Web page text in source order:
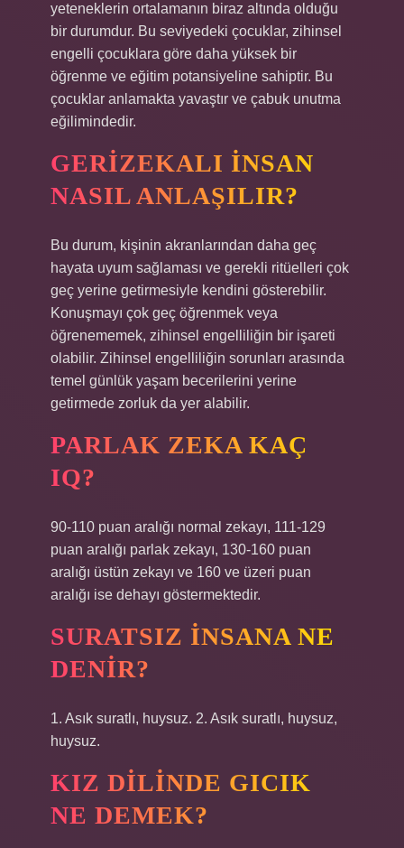
yeteneklerin ortalamanın biraz altında olduğu
bir durumdur. Bu seviyedeki çocuklar, zihinsel
engelli çocuklara göre daha yüksek bir
öğrenme ve eğitim potansiyeline sahiptir. Bu
çocuklar anlamakta yavaştır ve çabuk unutma
eğilimindedir.
GERIZEKALI INSAN
NASIL ANLAŞILIR?
Bu durum, kişinin akranlarından daha geç
hayata uyum sağlaması ve gerekli ritüelleri çok
geç yerine getirmesiyle kendini gösterebilir.
Konuşmayı çok geç öğrenmek veya
öğrenememek, zihinsel engelliliğin bir işareti
olabilir. Zihinsel engelliliğin sorunları arasında
temel günlük yaşam becerilerini yerine
getirmede zorluk da yer alabilir.
PARLAK ZEKA KAÇ
IQ?
90-110 puan aralığı normal zekayı, 111-129
puan aralığı parlak zekayı, 130-160 puan
aralığı üstün zekayı ve 160 ve üzeri puan
aralığı ise dehayı göstermektedir.
SURATSIZ INSANA NE
DENIR?
1. Asık suratlı, huysuz. 2. Asık suratlı, huysuz,
huysuz.
KIZ DILINDE GICIK
NE DEMEK?